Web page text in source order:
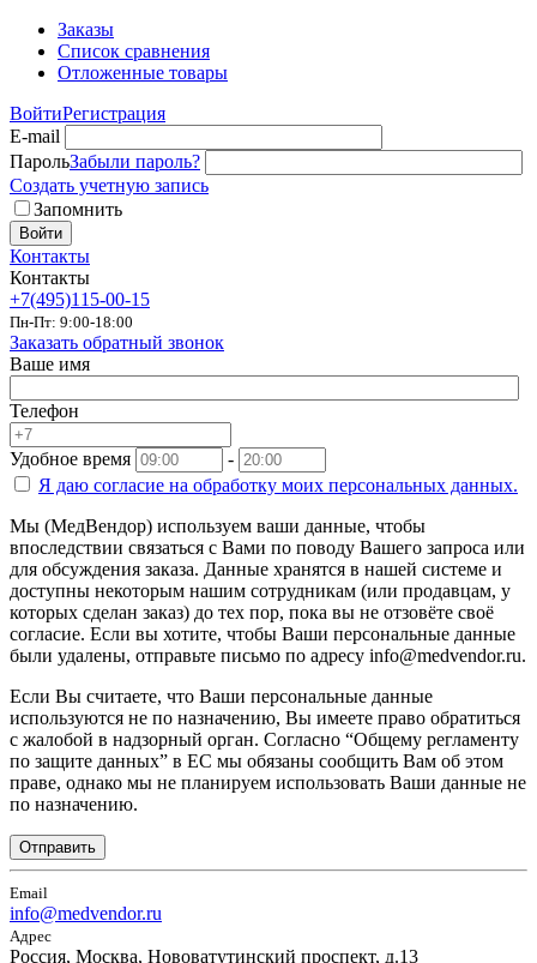
Заказы
Список сравнения
Отложенные товары
ВойтиРегистрация
E-mail
ПарольЗабыли пароль?
Создать учетную запись
Запомнить
Войти
Контакты
Контакты
+7(495)115-00-15
Пн-Пт: 9:00-18:00
Заказать обратный звонок
Ваше имя
Телефон
Удобное время
-
Я даю согласие на обработку моих персональных данных.
Мы (МедВендор) используем ваши данные, чтобы
впоследствии связаться с Вами по поводу Вашего запроса или
для обсуждения заказа. Данные хранятся в нашей системе и
доступны некоторым нашим сотрудникам (или продавцам, у
которых сделан заказ) до тех пор, пока вы не отзовёте своё
согласие. Если вы хотите, чтобы Ваши персональные данные
были удалены, отправьте письмо по адресу info@medvendor.ru.
Если Вы считаете, что Ваши персональные данные
используются не по назначению, Вы имеете право обратиться
с жалобой в надзорный орган. Согласно “Общему регламенту
по защите данных” в ЕС мы обязаны сообщить Вам об этом
праве, однако мы не планируем использовать Ваши данные не
по назначению.
Отправить
Email
info@medvendor.ru
Адрес
Россия, Москва, Нововатутинский проспект, д.13